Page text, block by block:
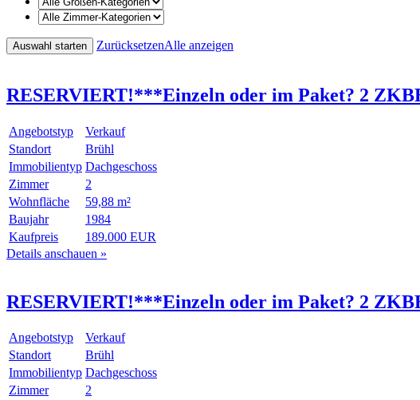
ZurücksetzenAlle anzeigen
RESERVIERT!***Einzeln oder im Paket? 2
Angebotstyp
Verkauf
Standort
Brühl
Immobilientyp Dachgeschoss
Zimmer
2
Wohnfläche
59,88 m²
Baujahr
1984
Kaufpreis
189.000 EUR
Details anschauen »
RESERVIERT!***Einzeln oder im Paket? 2
Angebotstyp
Verkauf
Standort
Brühl
Immobilientyp Dachgeschoss
Zimmer
2